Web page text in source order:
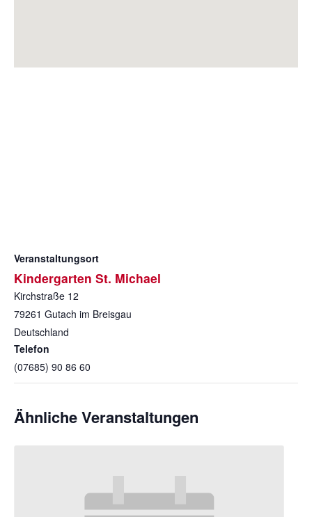
Veranstaltungsort
Kindergarten St. Michael
Kirchstraße 12
79261 Gutach im Breisgau
Deutschland
Telefon
(07685) 90 86 60
Ähnliche Veranstaltungen